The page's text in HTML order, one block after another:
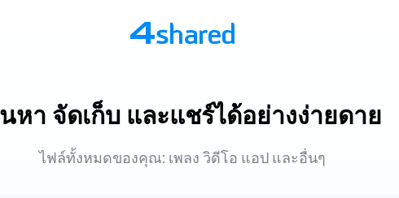
หา จัดเก็บ และแชร์ได้อย่างง่ายดาย
ไฟล์ทั้งหมดของคุณ: เพลง วิดีโอ แอป และอื่นๆ